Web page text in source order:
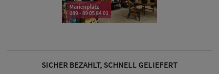
Marienplatz
089 - 89 05 84 01
SICHER BEZAHLT, SCHNELL GELIEFERT